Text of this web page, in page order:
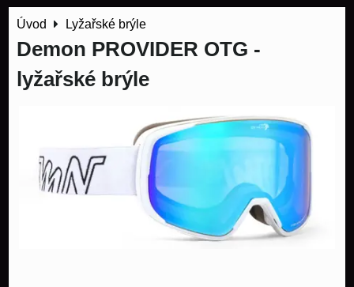
Úvod Lyžařské brýle
Demon PROVIDER OTG -
lyžařské brýle